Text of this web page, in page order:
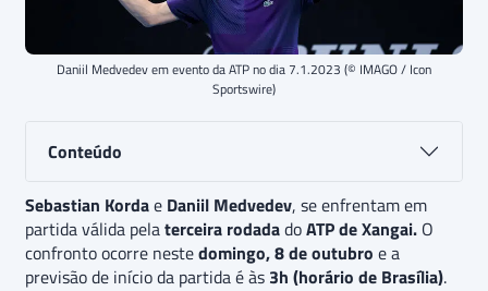
Daniil Medvedev em evento da ATP no dia 7.1.2023 (© IMAGO / Icon
Sportswire)
Conteúdo
Sebastian Kordae Daniil Medvedev, se enfrentam em
partida válida pelaterceira rodadadoATP de Xangai. O
confronto ocorre nestedomingo, 8 de outubro e a
previsão de início da partida é às 3h (horário de Brasília).